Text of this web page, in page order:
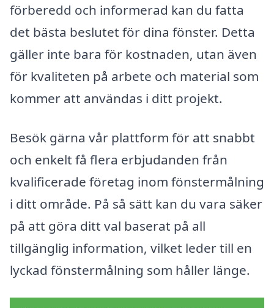
förberedd och informerad kan du fatta
det bästa beslutet för dina fönster. Detta
gäller inte bara för kostnaden, utan även
för kvaliteten på arbete och material som
kommer att användas i ditt projekt.
Besök gärna vår plattform för att snabbt
och enkelt få flera erbjudanden från
kvalificerade företag inom fönstermålning
i ditt område. På så sätt kan du vara säker
på att göra ditt val baserat på all
tillgänglig information, vilket leder till en
lyckad fönstermålning som håller länge.